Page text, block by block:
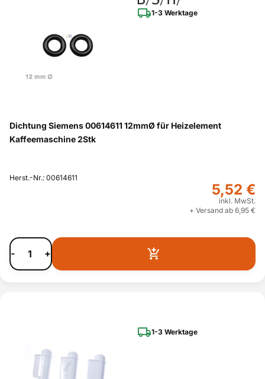
1-3 Werktage
Dichtung Siemens 00614611 12mmØ für Heizelement
Kaffeemaschine 2Stk
Herst.-Nr.: 00614611
5,52 €
inkl. MwSt.
+ Versand ab 6,95 €
- +
1-3 Werktage